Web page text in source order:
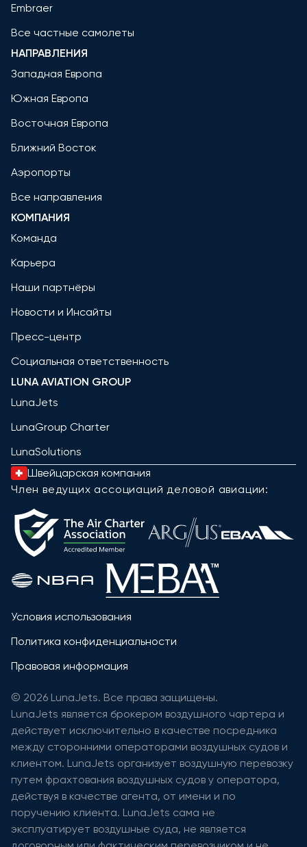
Embraer
Все частные самолеты
НАПРАВЛЕНИЯ
Западная Европа
Южная Европа
Восточная Европа
Ближний Восток
Аэропорты
Все направления
КОМПАНИЯ
Команда
Карьера
Наши партнёры
Новости и Инсайты
Пресс-центр
Социальная ответственность
LUNA AVIATION GROUP
LunaJets
LunaGroup Charter
LunaSolutions
Швейцарская компания
Член ведущих ассоциаций деловой авиации:
Условия использования
Политика конфиденциальности
Правовая информация
© 2026 LunaJets. Все права защищены.
LunaJets является брокером воздушного чартера и
действует исключительно в качестве посредника
между сторонними операторами воздушных судов и
клиентом. LunaJets организует воздушную перевозку
путем фрахтования воздушных судов у оператора,
действуя в качестве агента, от имени и по
поручению клиента. LunaJets сама не
эксплуатирует воздушные суда, не является